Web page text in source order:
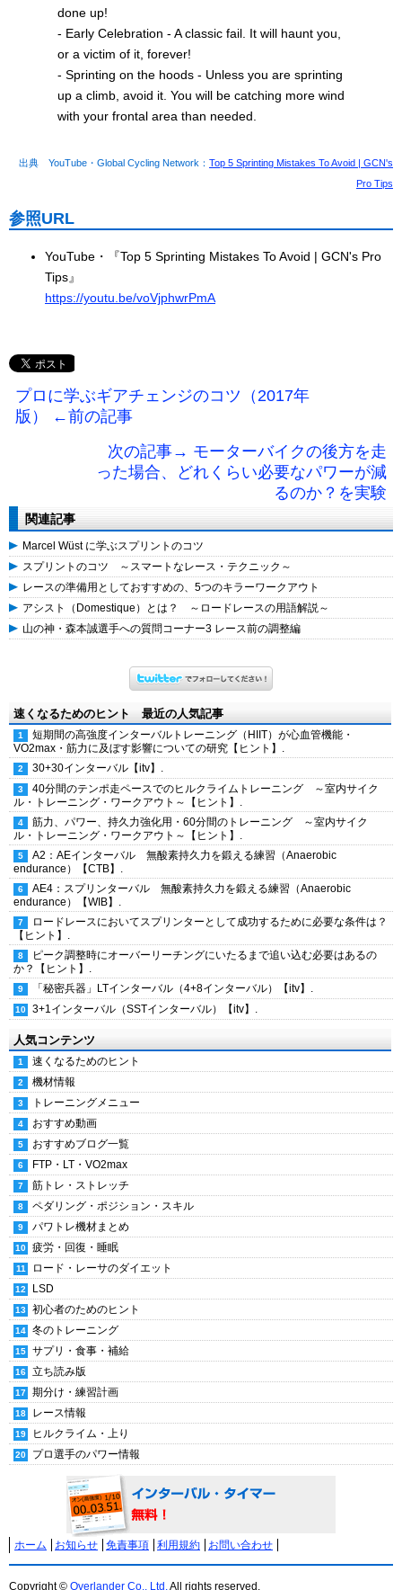
done up!
- Early Celebration - A classic fail. It will haunt you,
or a victim of it, forever!
- Sprinting on the hoods - Unless you are sprinting
up a climb, avoid it. You will be catching more wind
with your frontal area than needed.
出典 YouTube・Global Cycling Network： Top 5 Sprinting Mistakes To Avoid | GCN's
Pro Tips
参照URL
YouTube・『Top 5 Sprinting Mistakes To Avoid | GCN's Pro
Tips』
https://youtu.be/voVjphwrPmA
プロに学ぶギアチェンジのコツ（2017年
版） ←前の記事
次の記事→ モーターバイクの後方を走
った場合、どれくらい必要なパワーが減
るのか？を実験
関連記事
Marcel Wüst に学ぶスプリントのコツ
スプリントのコツ ～スマートなレース・テクニック～
レースの準備用としておすすめの、5つのキラーワークアウト
アシスト（Domestique）とは？ ～ロードレースの用語解説～
山の神・森本誠選手への質問コーナー3 レース前の調整編
速くなるためのヒント 最近の人気記事
短期間の高強度インターバルトレーニング（HIIT）が心血管機能・
VO2max・筋力に及ぼす影響についての研究【ヒント】.
30+30インターバル【itv】.
40分間のテンポ走ペースでのヒルクライムトレーニング ～室内サイク
ル・トレーニング・ワークアウト～【ヒント】.
筋力、パワー、持久力強化用・60分間のトレーニング ～室内サイク
ル・トレーニング・ワークアウト～【ヒント】.
A2：AEインターバル 無酸素持久力を鍛える練習（Anaerobic
endurance）【CTB】.
AE4：スプリンターバル 無酸素持久力を鍛える練習（Anaerobic
endurance）【WIB】.
ロードレースにおいてスプリンターとして成功するために必要な条件は？
【ヒント】.
ピーク調整時にオーバーリーチングにいたるまで追い込む必要はあるの
か？【ヒント】.
「秘密兵器」LTインターバル（4+8インターバル）【itv】.
3+1インターバル（SSTインターバル）【itv】.
人気コンテンツ
速くなるためのヒント
機材情報
トレーニングメニュー
おすすめ動画
おすすめブログ一覧
FTP・LT・VO2max
筋トレ・ストレッチ
ペダリング・ポジション・スキル
パワトレ機材まとめ
疲労・回復・睡眠
ロード・レーサのダイエット
LSD
初心者のためのヒント
冬のトレーニング
サプリ・食事・補給
立ち読み版
期分け・練習計画
レース情報
ヒルクライム・上り
プロ選手のパワー情報
ホーム お知らせ 免責事項 利用規約 お問い合わせ
Copyright © Overlander Co., Ltd.All rights reserved.